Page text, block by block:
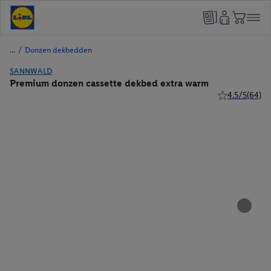
/ Donzen dekbedden
SANNWALD
Premium donzen cassette dekbed extra warm
4.5/5(64)